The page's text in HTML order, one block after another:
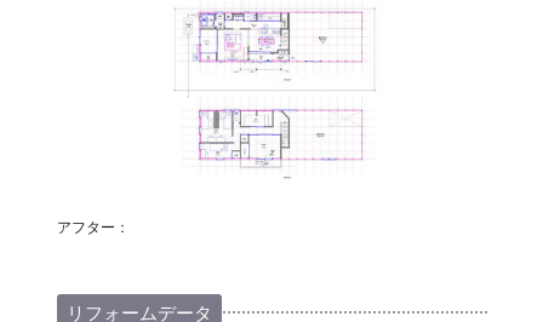
アフター：
リフォームデータ